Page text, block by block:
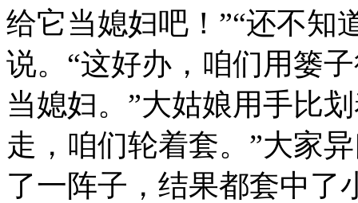
给它当媳妇吧！”“还不知
说。“这好办，咱们用篓
当媳妇。”大姑娘用手比
走，咱们轮着套。”大家
了一阵子，结果都套中了